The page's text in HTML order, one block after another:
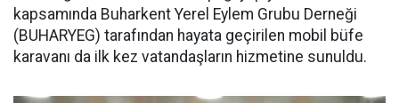
kapsamında Buharkent Yerel Eylem Grubu Derneği
(BUHARYEG) tarafından hayata geçirilen mobil büfe
karavanı da ilk kez vatandaşların hizmetine sunuldu.